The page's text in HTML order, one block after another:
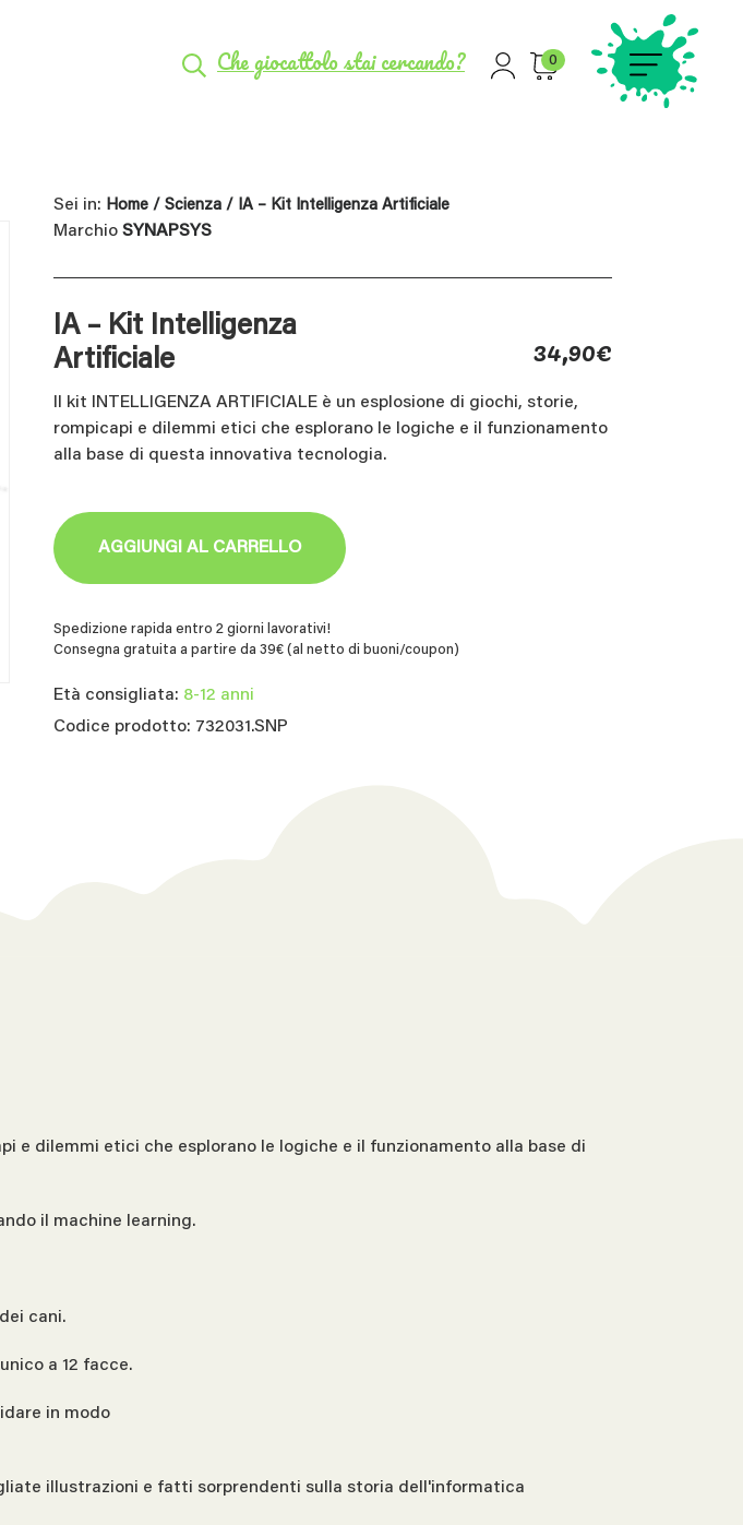
Che giocattolo stai cercando? 0
Sei in: Home / Scienza / IA – Kit Intelligenza Artificiale
Marchio SYNAPSYS
IA – Kit Intelligenza
Artificiale
34,90€
Il kit INTELLIGENZA ARTIFICIALE è un esplosione di giochi, storie,
rompicapi e dilemmi etici che esplorano le logiche e il funzionamento
alla base di questa innovativa tecnologia.
AGGIUNGI AL CARRELLO
Spedizione rapida entro 2 giorni lavorativi!
Consegna gratuita a partire da 39€ (al netto di buoni/coupon)
Età consigliata: 8-12 anni
Codice prodotto: 732031.SNP
e dilemmi etici che esplorano le logiche e il funzionamento alla base di
il machine learning.
cani.
a 12 facce.
in modo
illustrazioni e fatti sorprendenti sulla storia dell'informatica